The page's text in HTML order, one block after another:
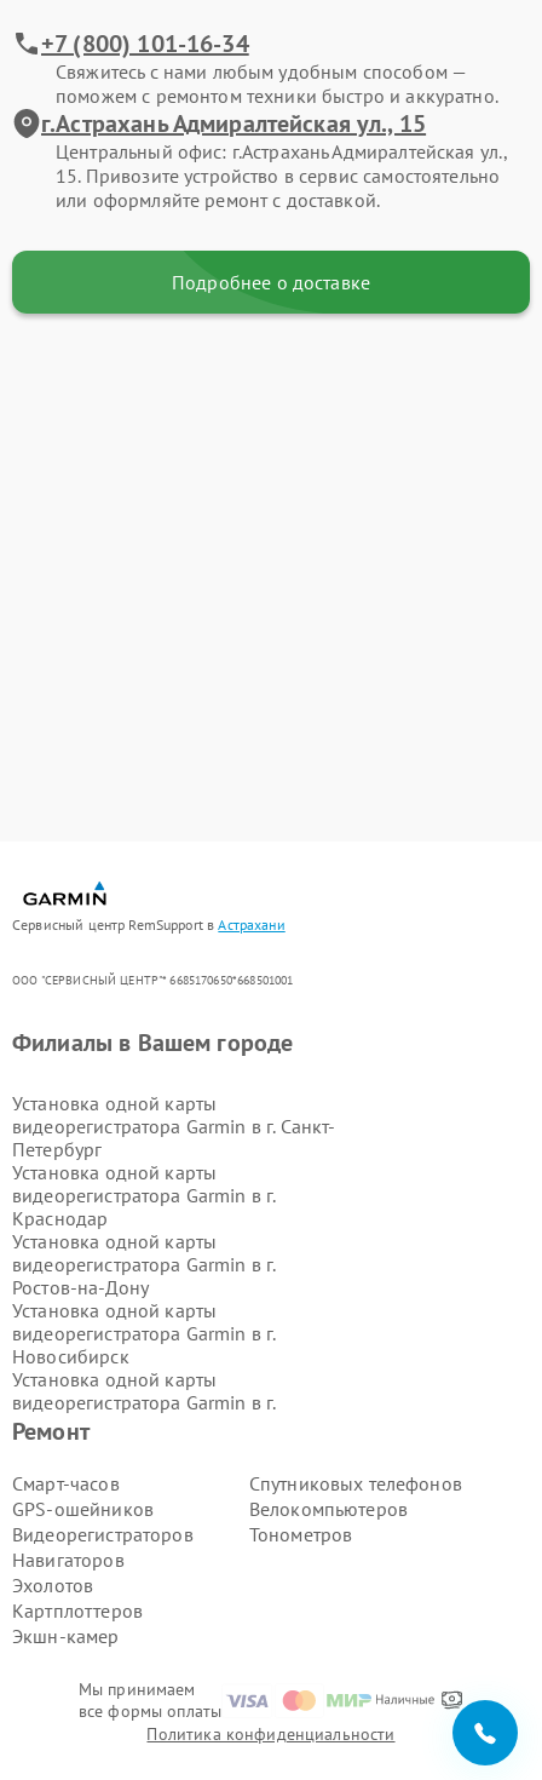
+7 (800) 101-16-34
Свяжитесь с нами любым удобным способом —
поможем с ремонтом техники быстро и аккуратно.
г.Астрахань Адмиралтейская ул., 15
Центральный офис: г.Астрахань Адмиралтейская ул.,
15. Привозите устройство в сервис самостоятельно
или оформляйте ремонт с доставкой.
Подробнее о доставке
Сервисный центр RemSupport вАстрахани
ООО "СЕРВИСНЫЙ ЦЕНТР"* 6685170650*668501001
Мы принимаем
все формы оплаты
Ремонт
Смарт-часов
GPS-ошейников
Видеорегистраторов
Навигаторов
Эхолотов
Картплоттеров
Экшн-камер
Спутниковых телефонов
Велокомпьютеров
Тонометров
Филиалы в Вашем городе
Установка одной карты
видеорегистратора Garmin в г. Санкт-
Петербург
Установка одной карты
видеорегистратора Garmin в г.
Краснодар
Установка одной карты
видеорегистратора Garmin в г.
Ростов-на-Дону
Установка одной карты
видеорегистратора Garmin в г.
Новосибирск
Установка одной карты
видеорегистратора Garmin в г.
Екатеринбург
Установка одной карты
Казань
Установка одной карты
видеорегистратора Garmin в г.
Воронеж
Установка одной карты
видеорегистратора Garmin в г.
Волгоград
Установка одной карты
видеорегистратора Garmin в г.
Установка одной карты
видеорегистратора Garmin в г.Пермь
Политика конфиденциальности